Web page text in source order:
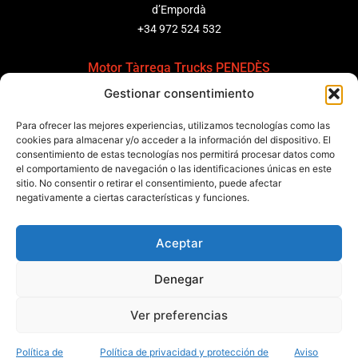
Gestionar consentimiento
Para ofrecer las mejores experiencias, utilizamos tecnologías como las
cookies para almacenar y/o acceder a la información del dispositivo. El
consentimiento de estas tecnologías nos permitirá procesar datos como
el comportamiento de navegación o las identificaciones únicas en este
sitio. No consentir o retirar el consentimiento, puede afectar
negativamente a ciertas características y funciones.
Aceptar
Denegar
Ver preferencias
Política de Política de privacidad y protección de Aviso
d’Empordà
+34 972 524 532
Motor Tàrrega Trucks PENEDÈS
C/ Ponent 8, Pol. Ind. Sant Pere Molanta, CP: 08799
+34 931 69 11 91
Motor Tàrrega Trucks BARCELONA
Zona Franca, Carrer E, s/n 08040 Barcelona, España
Política de cookiesAviso legalCondiciones generales